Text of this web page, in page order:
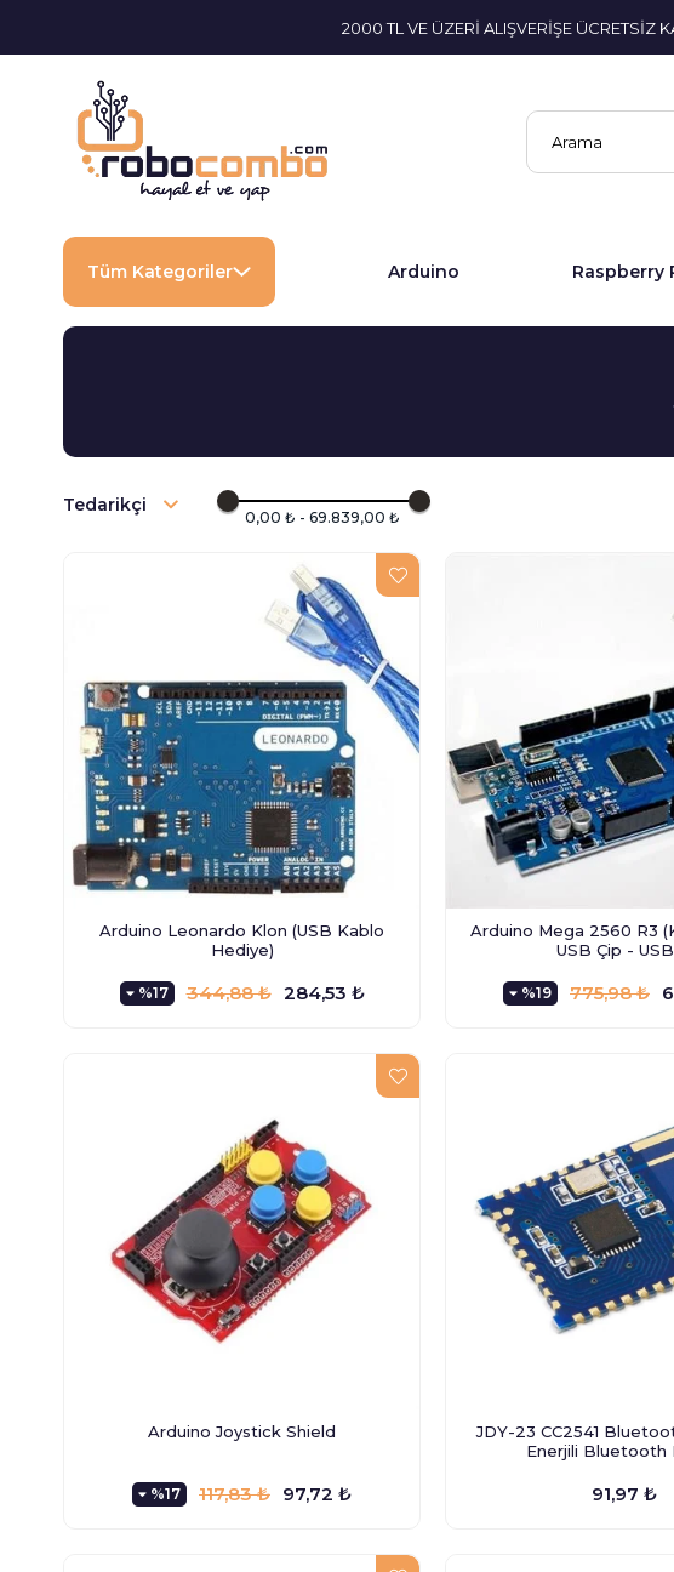
2000 TL VE ÜZERİ ALIŞVERİŞE ÜCRETSİZ
Tüm Kategoriler Arduino Raspberry
Tedarikçi
0,00 ₺ - 69.839,00 ₺
Arduino Leonardo Klon (USB Kablo
Hediye)
%17 284,53 ₺
344,88 ₺
Arduino Mega 2560 R3
USB Çip -
%19 775,98 ₺
Arduino Joystick Shield
%17 97,72 ₺
117,83 ₺
JDY-23 CC2541
Enerjili Bluetooth
91,97 ₺